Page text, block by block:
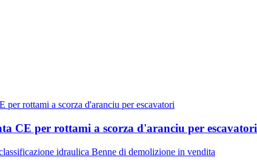
CE per rottami a scorza d'aranciu per escavatori